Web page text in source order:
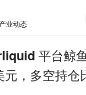
平台鲸
，多空持仓
业动态